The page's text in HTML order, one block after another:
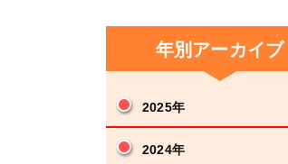
年別アーカイブ
2025年
2024年